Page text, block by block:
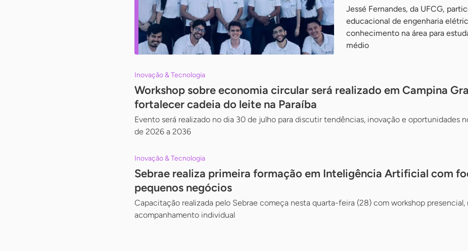
Jessé Fernandes, da UFCG,
educacional de engenharia
conhecimento na área para
médio
Inovação & Tecnologia
Workshop sobre economia circular será realizado em Campina
fortalecer cadeia do leite na Paraíba
Evento será realizado no dia 30 de julho para discutir tendências, inovação e oportunidades
de 2026 a 2036
Inovação & Tecnologia
Sebrae realiza primeira formação em Inteligência Artificial com
pequenos negócios
Capacitação realizada pelo Sebrae começa nesta quarta-feira (28) com workshop presencial,
acompanhamento individual